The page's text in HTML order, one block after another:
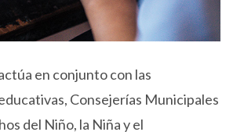
en conjunto con las
Consejerías Municipales
del Niño, la Niña y el